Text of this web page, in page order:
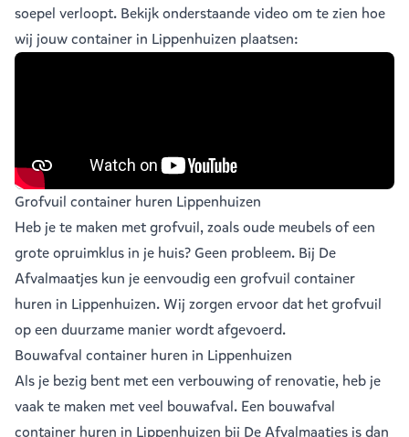
soepel verloopt. Bekijk onderstaande video om te zien hoe
wij jouw container in Lippenhuizen plaatsen:
Grofvuil container huren Lippenhuizen
Heb je te maken met grofvuil, zoals oude meubels of een
grote opruimklus in je huis? Geen probleem. Bij De
Afvalmaatjes kun je eenvoudig een grofvuil container
huren in Lippenhuizen. Wij zorgen ervoor dat het grofvuil
op een duurzame manier wordt afgevoerd.
Bouwafval container huren in Lippenhuizen
Als je bezig bent met een verbouwing of renovatie, heb je
vaak te maken met veel bouwafval. Een bouwafval
container huren in Lippenhuizen bij De Afvalmaatjes is dan